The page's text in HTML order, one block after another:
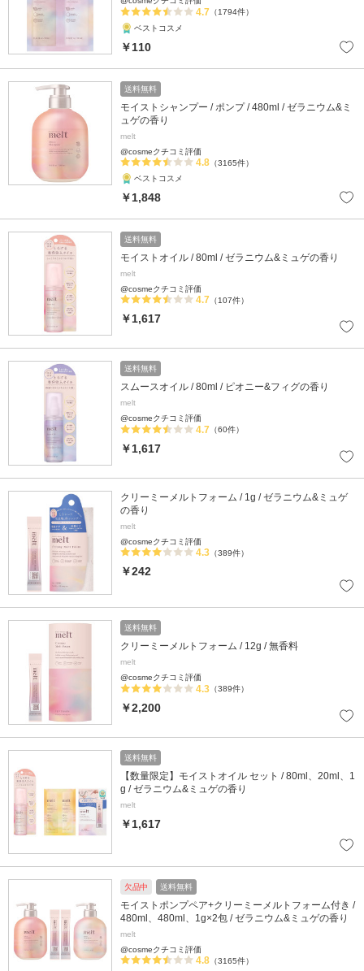
4.7 （1794件）
ベストコスメ
￥110
送料無料
モイストシャンプー / ポンプ / 480ml / ゼラニウム&ミ
ュゲの香り
melt
@cosmeクチコミ評価
4.8 （3165件）
ベストコスメ
￥1,848
送料無料
モイストオイル / 80ml / ゼラニウム&ミュゲの香り
melt
@cosmeクチコミ評価
4.7 （107件）
￥1,617
送料無料
スムースオイル / 80ml / ピオニー&フィグの香り
melt
@cosmeクチコミ評価
4.7 （60件）
￥1,617
クリーミーメルトフォーム / 1g / ゼラニウム&ミュゲ
の香り
melt
@cosmeクチコミ評価
4.3 （389件）
￥242
送料無料
クリーミーメルトフォーム / 12g / 無香料
melt
@cosmeクチコミ評価
4.3 （389件）
￥2,200
送料無料
【数量限定】モイストオイル セット / 80ml、20ml、1
g / ゼラニウム&ミュゲの香り
melt
￥1,617
欠品中 送料無料
モイストポンプペア+クリーミーメルトフォーム付き /
480ml、480ml、1g×2包 / ゼラニウム&ミュゲの香り
melt
@cosmeクチコミ評価
4.8 （3165件）